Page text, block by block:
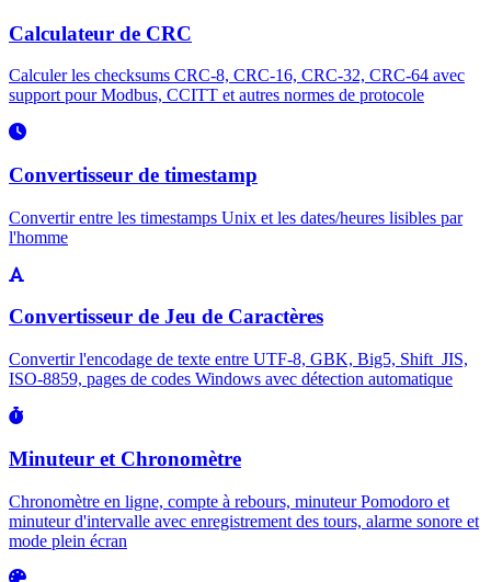
Calculateur de CRC
Calculer les checksums CRC-8, CRC-16, CRC-32, CRC-64 avec
support pour Modbus, CCITT et autres normes de protocole
Convertisseur de timestamp
Convertir entre les timestamps Unix et les dates/heures lisibles par
l'homme
Convertisseur de Jeu de Caractères
Convertir l'encodage de texte entre UTF-8, GBK, Big5, Shift_JIS,
ISO-8859, pages de codes Windows avec détection automatique
Minuteur et Chronomètre
Chronomètre en ligne, compte à rebours, minuteur Pomodoro et
minuteur d'intervalle avec enregistrement des tours, alarme sonore et
mode plein écran